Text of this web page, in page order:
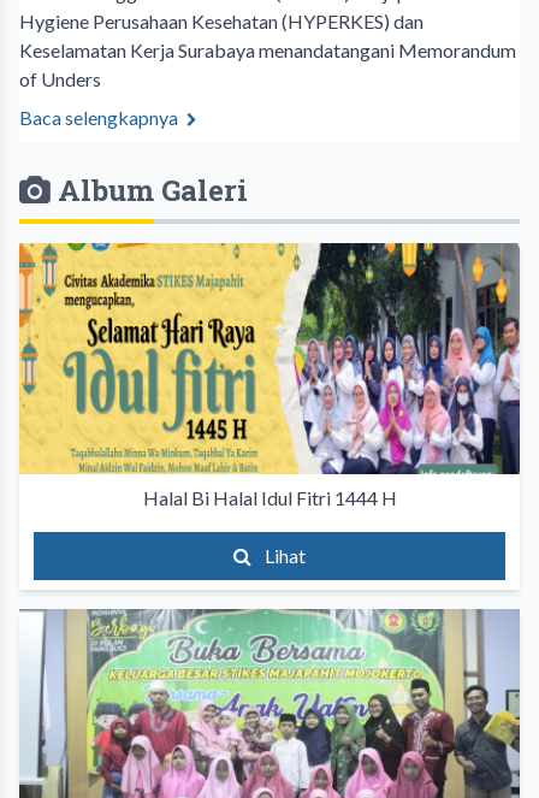
Hygiene Perusahaan Kesehatan (HYPERKES) dan
Keselamatan Kerja Surabaya menandatangani Memorandum
of Unders
Baca selengkapnya
Album Galeri
Halal Bi Halal Idul Fitri 1444 H
Lihat